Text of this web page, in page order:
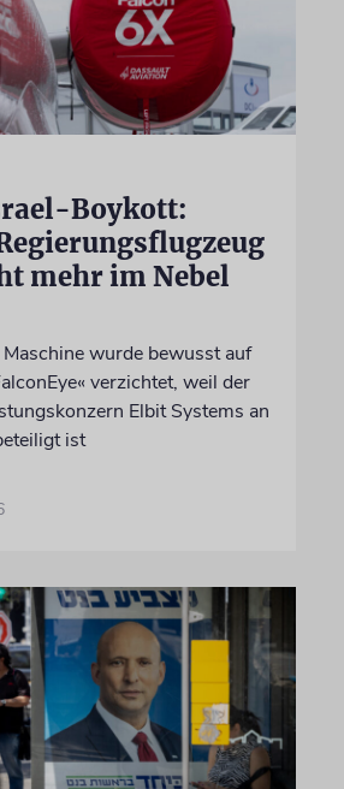
Boykott:
mehr im Nebel
wurde bewusst auf
verzichtet, weil der
Elbit Systems an
ist